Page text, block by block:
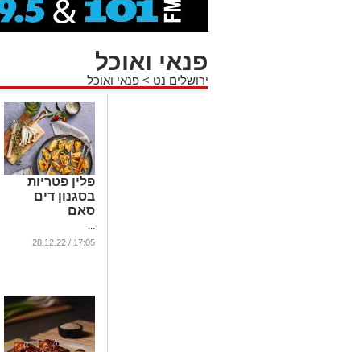
פנאי ואוכל
ירושלים נט > פנאי ואוכל
פלין פטריות
בסגנון דים
סאם
...
17:05 / 28.12.22